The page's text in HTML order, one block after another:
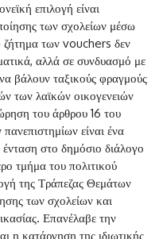
επιλογή είναι
των σχολείων μέσω
ζήτημα των vouchers δεν
αλλά σε συνδυασμό με
βάλουν ταξικούς φραγμούς
των λαϊκών οικογενειών
του άρθρου 16 του
είναι ένα
ένταση στο δημόσιο διάλογο
τμήμα του πολιτικού
της Τράπεζας Θεμάτων
των σχολείων και
Επανέλαβε την
η κατάργηση της ιδιωτικής